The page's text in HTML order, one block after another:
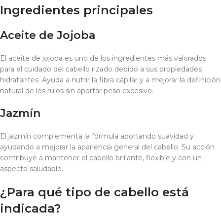
Ingredientes principales
Aceite de Jojoba
El aceite de jojoba es uno de los ingredientes más valorados
para el cuidado del cabello rizado debido a sus propiedades
hidratantes. Ayuda a nutrir la fibra capilar y a mejorar la definición
natural de los rulos sin aportar peso excesivo.
Jazmín
El jazmín complementa la fórmula aportando suavidad y
ayudando a mejorar la apariencia general del cabello. Su acción
contribuye a mantener el cabello brillante, flexible y con un
aspecto saludable.
¿Para qué tipo de cabello está
indicada?